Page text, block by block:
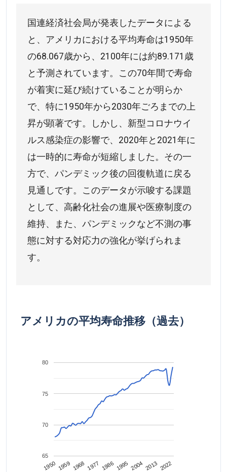
国連経済社会局が発表したデータによる
と、アメリカにおける平均寿命は1950年
の68.067歳から、2100年には約89.171歳
と予測されています。この70年間で寿命
が着実に延び続けていることが明らか
で、特に1950年から2030年ごろまでの上
昇が顕著です。しかし、新型コロナウイ
ルス感染症の影響で、2020年と2021年に
は一時的に寿命が短縮しました。その一
方で、パンデミック後の回復軌道に戻る
見通しです。このデータが示唆する課題
として、高齢化社会の進展や医療制度の
維持、また、パンデミックなど不測の事
態に対する対応力の強化が挙げられま
す。
アメリカの平均寿命推移（過去）
1950 1959 1968 1977 1986 1995 2004 2013 2022
65
70
75
80